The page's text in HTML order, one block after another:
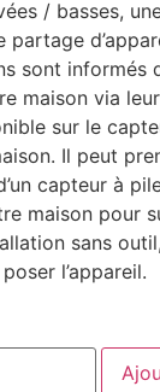
/ basses,
sont informés
maison via
sur le
Il peut
capteur à
maison pour
sans
l’appareil.